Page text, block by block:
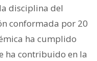
disciplina del
conformada por 20
ha cumplido
ha contribuido en la